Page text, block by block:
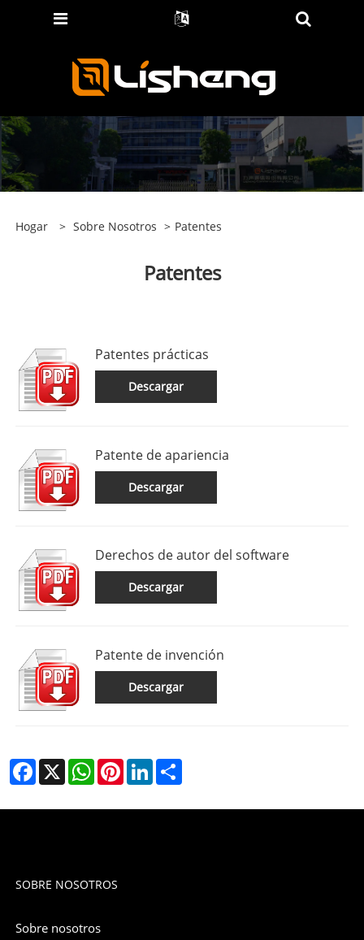
Hogar > Sobre Nosotros > Patentes
Patentes
Patentes prácticas
Descargar
Patente de apariencia
Descargar
Derechos de autor del software
Descargar
Patente de invención
Descargar
Facebook
X WhatsAppPinterestLinkedIn
SOBRE NOSOTROS
Sobre nosotros